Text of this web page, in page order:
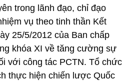
trong lãnh đạo, chỉ đạo
vụ theo tinh thần Kết
25/5/2012 của Ban chấp
khóa XI về tăng cường sự
với công tác PCTN. Tổ chức
thực hiện chiến lược Quốc